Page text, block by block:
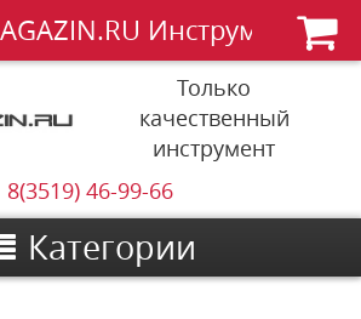
Инструменты
Только
качественный
инструмент
8(3519) 46-99-66
Категории